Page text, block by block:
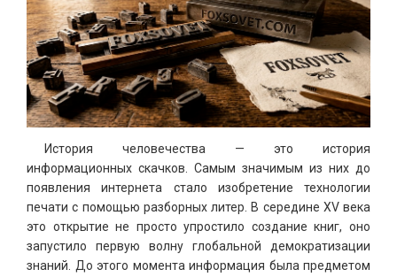
История человечества — это история
информационных скачков. Самым значимым из них до
появления интернета стало изобретение технологии
печати с помощью разборных литер. В середине XV века
это открытие не просто упростило создание книг, оно
запустило первую волну глобальной демократизации
знаний. До этого момента информация была предметом